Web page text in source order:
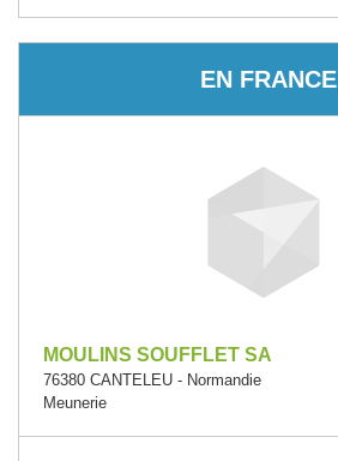
EN FRANCE
MOULINS SOUFFLET SA
76380 CANTELEU - Normandie
Meunerie